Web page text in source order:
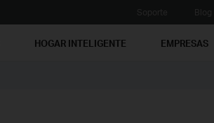
HOGAR INTELIGENTE EMPRESAS